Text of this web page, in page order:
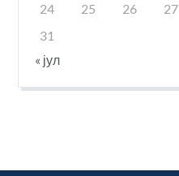
24
25 26 27
31
« јул